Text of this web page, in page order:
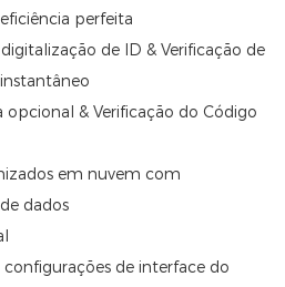
perfeita
de ID & Verificação de
& Verificação do Código
em nuvem com
dados
de interface do